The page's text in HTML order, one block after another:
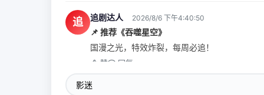
追 追剧达人 2026/8/6 下午4:40:50
📌 推荐《吞噬星空》
国漫之光，特效炸裂，每周必追！
赞 回复